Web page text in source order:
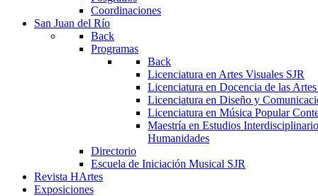
Coordinaciones
San Juan del Río
Back
Programas
Back
Licenciatura en Artes Visuales SJR
Licenciatura en Docencia de las
Licenciatura en Diseño y
Licenciatura en Música Popular
Maestría en Estudios
Humanidades
Directorio
Escuela de Iniciación Musical SJR
Revista HArtes
Exposiciones